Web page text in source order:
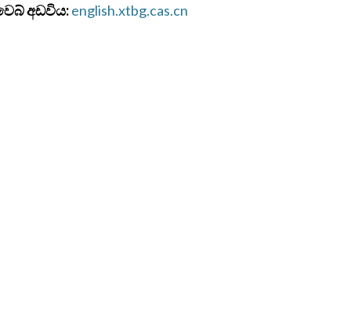
අඩවිය:english.xtbg.cas.cn